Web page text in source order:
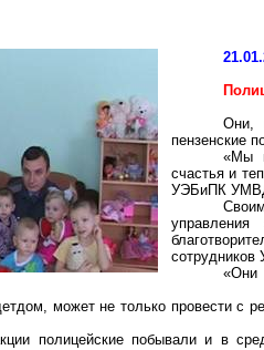
Они,
пензенские
«Мы
счастья и
УЭБиПК
управления
«Они
может не только провести с
полицейские побывали и в